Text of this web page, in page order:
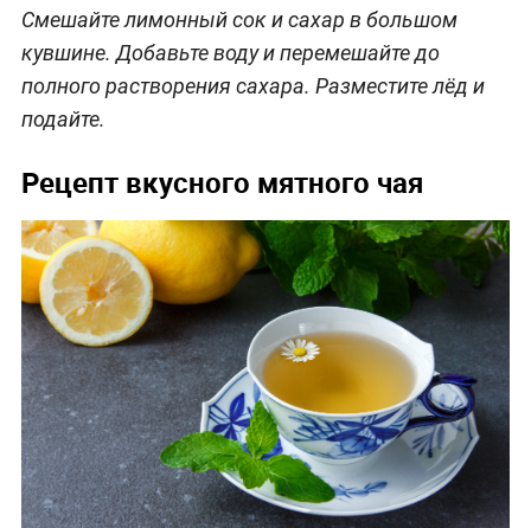
Смешайте лимонный сок и сахар в большом
кувшине. Добавьте воду и перемешайте до
полного растворения сахара. Разместите лёд и
подайте.
Рецепт вкусного мятного чая